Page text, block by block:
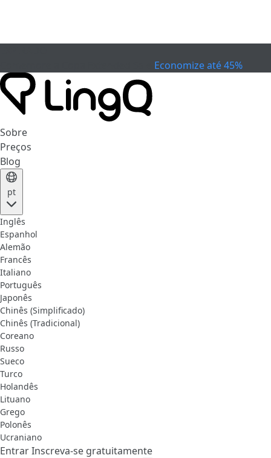
Economize até 45%
Sobre
Preços
Blog
pt
Inglês
Espanhol
Alemão
Francês
Italiano
Português
Japonês
Chinês (Simplificado)
Chinês (Tradicional)
Coreano
Russo
Sueco
Turco
Holandês
Lituano
Grego
Polonês
Ucraniano
EntrarInscreva-se gratuitamente